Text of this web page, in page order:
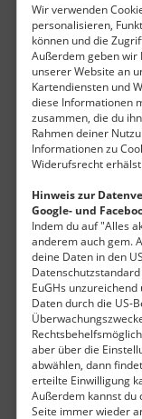
Wir verwenden
personalisieren,
können und die
Außerdem geben wir
unserer Website an
Kartendiensten und
diese Informationen
zusammen, die du
Rahmen deiner
Informationen zu
Widerufsrecht
Hinweis zur
Google- und
Indem du auf "Alles
anderem auch gem.
deine Daten in den
EuGHs
Daten durch die US-
aber über die
abwählen, dann
erteilte Einwilligung
Außerdem kannst du
Seite immer wieder
seltene
Löwen (des
erste "Duden"
Um
hier
Führungen nach